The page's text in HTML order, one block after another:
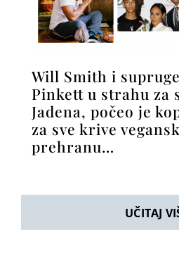
Will Smith i
Pinkett u strahu za
Jadena, počeo je
za sve krive
prehranu…
UČITAJ